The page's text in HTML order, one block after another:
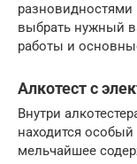
разновидностями
выбрать нужный
работы и
Алкотест с
Внутри
находится
мельчайшее